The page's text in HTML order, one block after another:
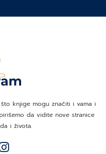
knjige mogu značiti i vama i
da vidite nove stranice
i života.
I